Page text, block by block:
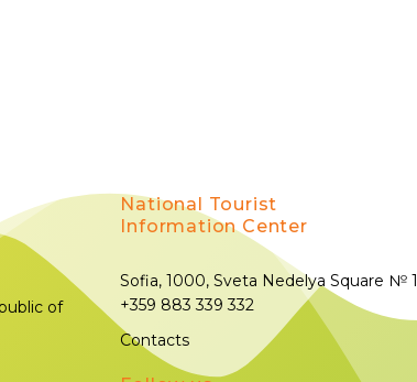
of
National Tourist
Information Center
Sofia, 1000, Sveta Nedelya Square № 1
+359 883 339 332
Contacts